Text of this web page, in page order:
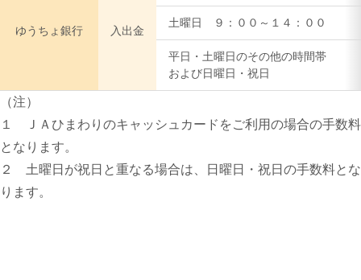
ゆうちょ銀行 入出金
土曜日 ９：００～１４：００
平日・土曜日のその他の時間帯
および日曜日・祝日
（注）
１ ＪＡひまわりのキャッシュカードをご利用の場合の手数料
となります。
２ 土曜日が祝日と重なる場合は、日曜日・祝日の手数料とな
ります。